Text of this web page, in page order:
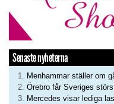
Senaste nyheterna
Menhammar ställer om
Örebro får Sveriges
Mercedes visar lediga